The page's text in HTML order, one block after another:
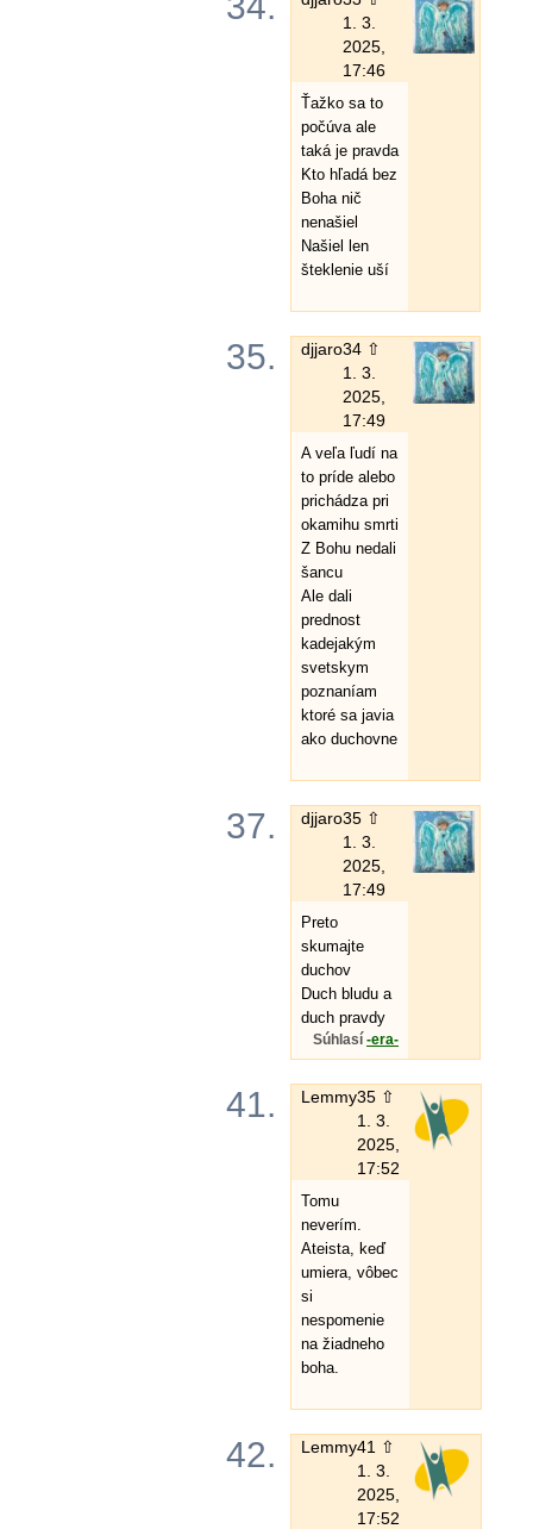
1. 3.
2025,
17:46
Ťažko sa to
počúva ale
taká je pravda
Kto hľadá bez
Boha nič
nenašiel
Našiel len
šteklenie uší
35. djjaro34 ⇧
1. 3.
2025,
17:49
A veľa ľudí na
to príde alebo
prichádza pri
okamihu smrti
Z Bohu nedali
šancu
Ale dali
prednost
kadejakým
svetskym
poznaníam
ktoré sa javia
ako duchovne
37. djjaro35 ⇧
1. 3.
2025,
17:49
Preto
skumajte
duchov
Duch bludu a
duch pravdy
Súhlasí -era-
41. Lemmy35 ⇧
1. 3.
2025,
17:52
Tomu
neverím.
Ateista, keď
umiera, vôbec
si
nespomenie
na žiadneho
boha.
42. Lemmy41 ⇧
1. 3.
2025,
17:52